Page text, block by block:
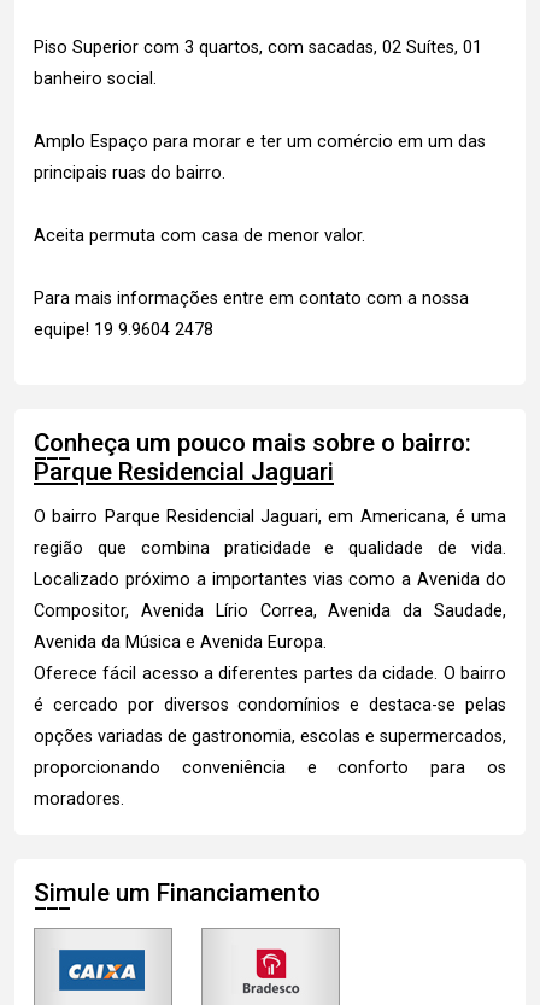
Piso Superior com 3 quartos, com sacadas, 02 Suítes, 01
banheiro social.
Amplo Espaço para morar e ter um comércio em um das
principais ruas do bairro.
Aceita permuta com casa de menor valor.
Para mais informações entre em contato com a nossa
equipe! 19 9.9604 2478
Conheça um pouco mais sobre o bairro:
Parque Residencial Jaguari
O bairro Parque Residencial Jaguari, em Americana, é uma
região que combina praticidade e qualidade de vida.
Localizado próximo a importantes vias como a Avenida do
Compositor, Avenida Lírio Correa, Avenida da Saudade,
Avenida da Música e Avenida Europa.
Oferece fácil acesso a diferentes partes da cidade. O bairro
é cercado por diversos condomínios e destaca-se pelas
opções variadas de gastronomia, escolas e supermercados,
proporcionando conveniência e conforto para os
moradores.
Simule um Financiamento